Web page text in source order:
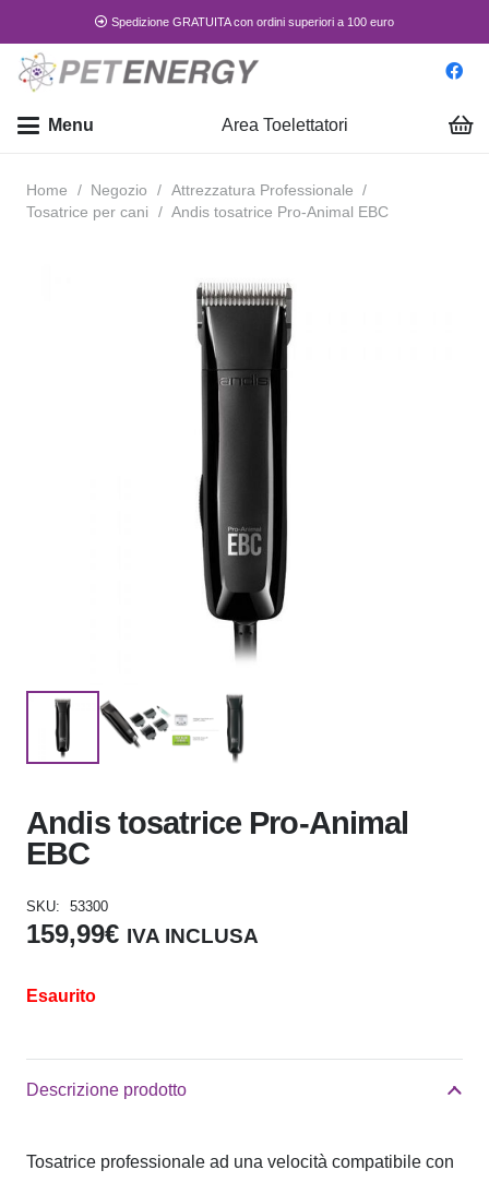
Spedizione GRATUITA con ordini superiori a 100 euro
Menu Area Toelettatori
Home / Negozio / Attrezzatura Professionale /
Tosatrice per cani
/ Andis tosatrice Pro-Animal EBC
Andis tosatrice Pro-Animal
EBC
SKU: 53300
159,99€ IVA INCLUSA
Esaurito
Descrizione prodotto
Tosatrice professionale ad una velocità compatibile con